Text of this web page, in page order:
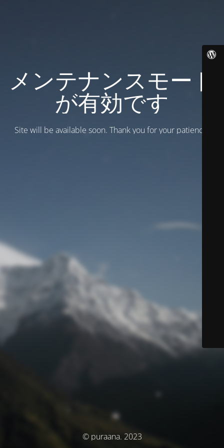
メンテナンスモード
が有効です
Site will be available soon. Thank you for your patience!
© puraana. 2023